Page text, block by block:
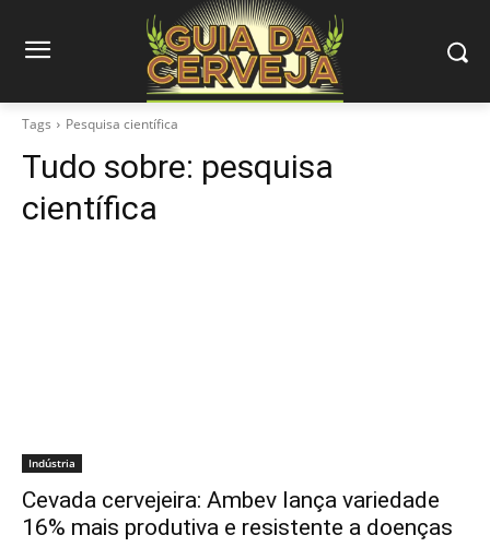
Tags Pesquisa científica
Tudo sobre: pesquisa
científica
Indústria
Cevada cervejeira: Ambev lança variedade
16% mais produtiva e resistente a doenças